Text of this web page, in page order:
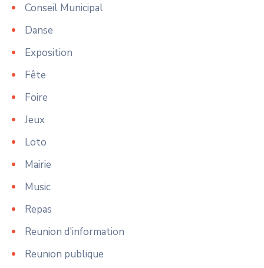
Conseil Municipal
Danse
Exposition
Fête
Foire
Jeux
Loto
Mairie
Music
Repas
Reunion d'information
Reunion publique